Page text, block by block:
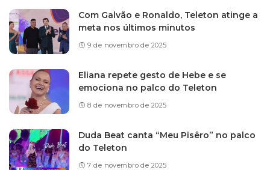
Com Galvão e Ronaldo, Teleton atinge a
meta nos últimos minutos
9 de novembro de 2025
Eliana repete gesto de Hebe e se
emociona no palco do Teleton
8 de novembro de 2025
Duda Beat canta “Meu Pisêro” no palco
do Teleton
7 de novembro de 2025